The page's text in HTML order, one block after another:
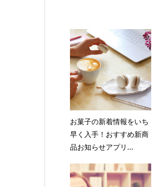
お菓子の新着情報をいち
早く入手！おすすめ新商
品お知らせアプリ...